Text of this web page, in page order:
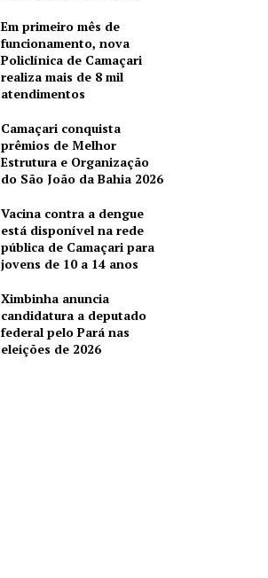
Em primeiro mês de
funcionamento, nova
Policlínica de Camaçari
realiza mais de 8 mil
atendimentos
Camaçari conquista
prêmios de Melhor
Estrutura e Organização
do São João da Bahia 2026
Vacina contra a dengue
está disponível na rede
pública de Camaçari para
jovens de 10 a 14 anos
Ximbinha anuncia
candidatura a deputado
federal pelo Pará nas
eleições de 2026